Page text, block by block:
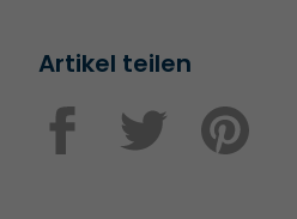
Artikel teilen